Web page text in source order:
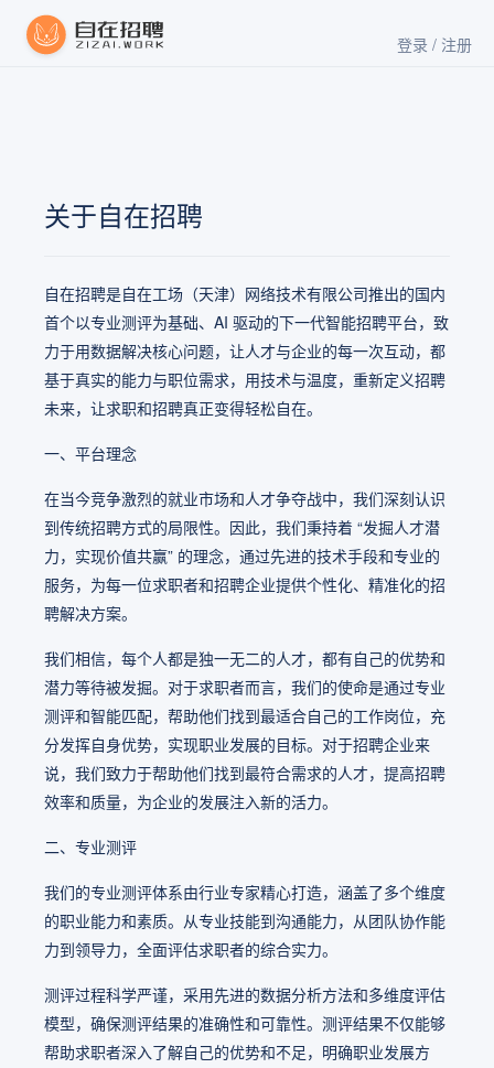
登录 / 注册
关于自在招聘
自在招聘是自在工场（天津）网络技术有限公司推出的国内
首个以专业测评为基础、AI 驱动的下一代智能招聘平台，致
力于用数据解决核心问题，让人才与企业的每一次互动，都
基于真实的能力与职位需求，用技术与温度，重新定义招聘
未来，让求职和招聘真正变得轻松自在。
一、平台理念
在当今竞争激烈的就业市场和人才争夺战中，我们深刻认识
到传统招聘方式的局限性。因此，我们秉持着 “发掘人才潜
力，实现价值共赢” 的理念，通过先进的技术手段和专业的
服务，为每一位求职者和招聘企业提供个性化、精准化的招
聘解决方案。
我们相信，每个人都是独一无二的人才，都有自己的优势和
潜力等待被发掘。对于求职者而言，我们的使命是通过专业
测评和智能匹配，帮助他们找到最适合自己的工作岗位，充
分发挥自身优势，实现职业发展的目标。对于招聘企业来
说，我们致力于帮助他们找到最符合需求的人才，提高招聘
效率和质量，为企业的发展注入新的活力。
二、专业测评
我们的专业测评体系由行业专家精心打造，涵盖了多个维度
的职业能力和素质。从专业技能到沟通能力，从团队协作能
力到领导力，全面评估求职者的综合实力。
测评过程科学严谨，采用先进的数据分析方法和多维度评估
模型，确保测评结果的准确性和可靠性。测评结果不仅能够
帮助求职者深入了解自己的优势和不足，明确职业发展方